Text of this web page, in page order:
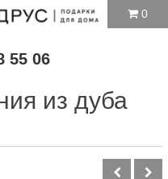
55 06
0
из дуба